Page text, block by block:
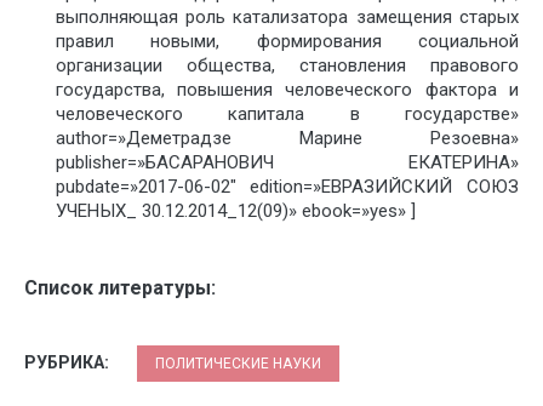
выполняющая роль катализатора замещения старых
правил новыми, формирования социальной
организации общества, становления правового
государства, повышения человеческого фактора и
человеческого капитала в государстве»
author=»Деметрадзе Марине Резоевна»
publisher=»БАСАРАНОВИЧ ЕКАТЕРИНА»
pubdate=»2017-06-02″ edition=»ЕВРАЗИЙСКИЙ СОЮЗ
УЧЕНЫХ_ 30.12.2014_12(09)» ebook=»yes» ]
Список литературы:
РУБРИКА: ПОЛИТИЧЕСКИЕ НАУКИ